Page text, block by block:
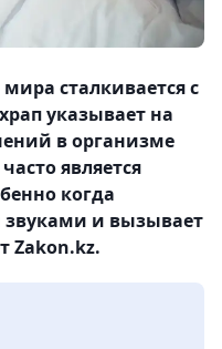
сталкивается с
указывает на
в организме
является
когда
и вызывает
Zakon.kz.